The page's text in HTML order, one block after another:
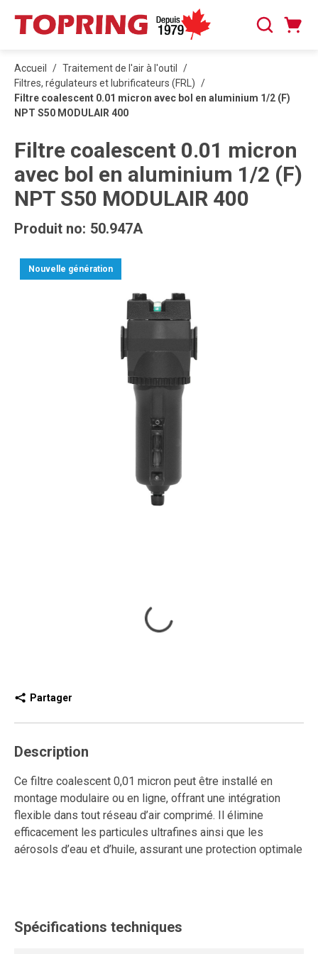
PASSER AU CONTENU PRINCIPAL
Recherche
Accueil / Traitement de l'air à l'outil
/
Filtres, régulateurs et lubrificateurs (FRL) /
Filtre coalescent 0.01 micron avec bol en aluminium 1/2 (F)
NPT S50 MODULAIR 400
Filtre coalescent 0.01 micron
avec bol en aluminium 1/2 (F)
NPT S50 MODULAIR 400
Produit no: 50.947A
Nouvelle génération
Partager
Description
Ce filtre coalescent 0,01 micron peut être installé en
montage modulaire ou en ligne, offrant une intégration
flexible dans tout réseau d’air comprimé. Il élimine
efficacement les particules ultrafines ainsi que les
aérosols d’eau et d’huile, assurant une protection optimale
signale lorsque l’élément filtrant doit être remplacé,
Spécifications techniques